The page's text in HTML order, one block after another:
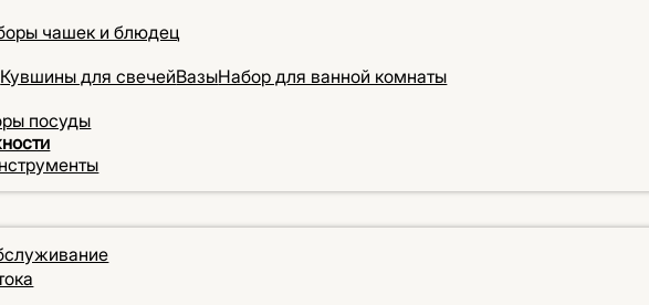
чашек и блюдец
Кувшины для свечейВазыНабор для ванной комнаты
посуды